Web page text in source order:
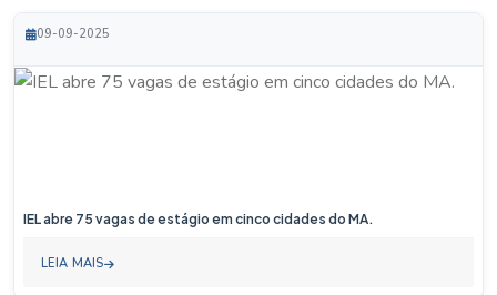
09-09-2025
IEL abre 75 vagas de estágio em cinco cidades do MA.
LEIA MAIS